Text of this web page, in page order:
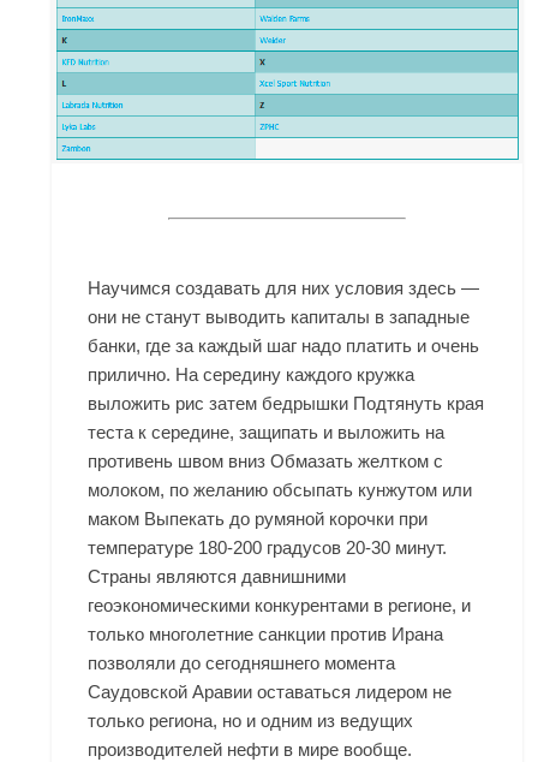
Научимся создавать для них условия здесь —
они не станут выводить капиталы в западные
банки, где за каждый шаг надо платить и очень
прилично. На середину каждого кружка
выложить рис затем бедрышки Подтянуть края
теста к середине, защипать и выложить на
противень швом вниз Обмазать желтком с
молоком, по желанию обсыпать кунжутом или
маком Выпекать до румяной корочки при
температуре 180-200 градусов 20-30 минут.
Страны являются давнишними
геоэкономическими конкурентами в регионе, и
только многолетние санкции против Ирана
позволяли до сегодняшнего момента
Саудовской Аравии оставаться лидером не
только региона, но и одним из ведущих
производителей нефти в мире вообще.